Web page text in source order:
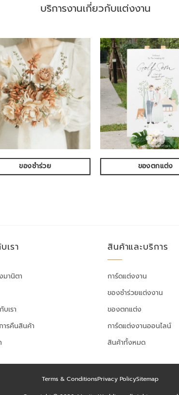
บริการงานเกี่ยวกับแต่งงาน
ของชำร่วย ของตกแต่ง
เรา
มานิตา
เรา
ารคืนสินค้า
สินค้าและบริการ
การ์ดแต่งงาน
ของชำร่วยแต่งงาน
ของตกแต่ง
การ์ดแต่งงานออนไลน์
สินค้าทั้งหมด
Terms & ConditionsPrivacy PolicySitemap